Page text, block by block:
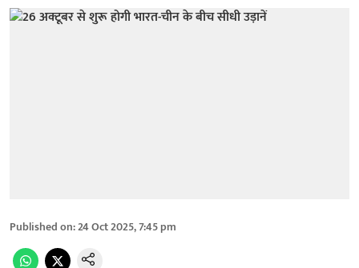
Published on:24 Oct 2025, 7:45 pm